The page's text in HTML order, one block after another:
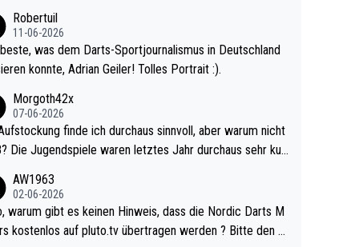
Robertuil
11-06-2026
was dem Darts-Sportjournalismus in Deutschland
konnte, Adrian Geiler! Tolles Portrait :).
Morgoth42x
07-06-2026
finde ich durchaus sinnvoll, aber warum nicht
sehr kur
Somit ändert die automatische Qualifikation des Weltm
nichts. Ich denke sie wollen damit für nächste
AW1963
02-06-2026
M
kostenlos auf pluto.tv übertragen werden ? Bitte den A